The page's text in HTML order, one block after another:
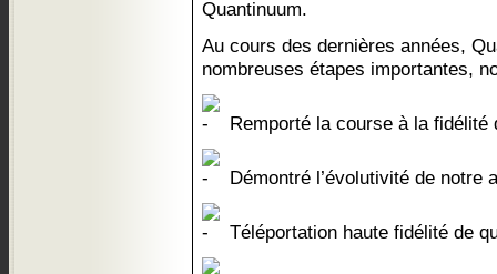
Quantinuum.
Au cours des dernières années,
nombreuses étapes importantes,
Remporté la course à la fidélité
Démontré l’évolutivité de notre
Téléportation haute fidélité de